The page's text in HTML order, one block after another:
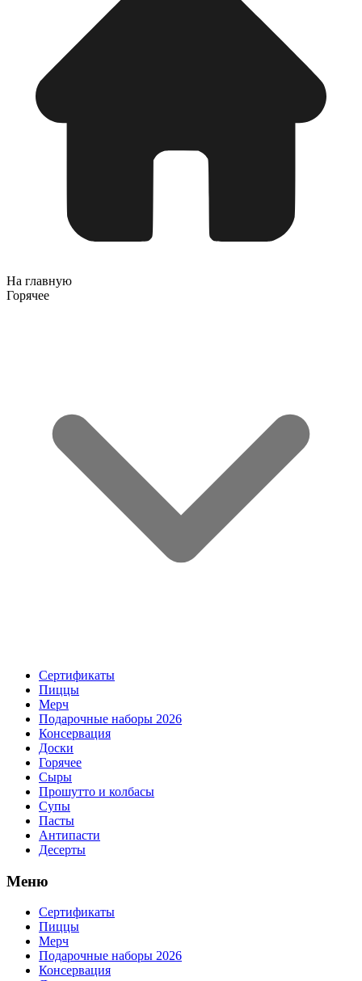
На главную
Горячее
Сертификаты
Пиццы
Мерч
Подарочные наборы 2026
Консервация
Доски
Горячее
Сыры
Прошутто и колбасы
Супы
Пасты
Антипасти
Десерты
Меню
Сертификаты
Пиццы
Мерч
Подарочные наборы 2026
Консервация